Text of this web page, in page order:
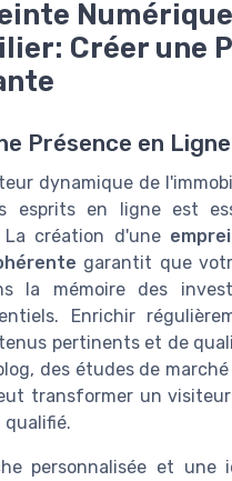
Créer une
Présence en
dynamique de
esprits en ligne est
La création d'une
garantit que
la mémoire des
Enrichir
pertinents et de
des études de
transformer un
qualifié.
personnalisée et une